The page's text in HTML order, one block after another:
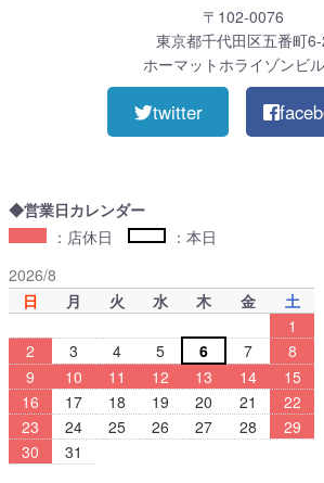
〒102-0076
東京都千代田区五番町
ホーマットホライゾンビ
twitter
◆営業日カレンダー
：店休日
：本日
2026/8
日
月 火 水 木 金
土
1
2
3 4 5 6 7
8
9
10 11 12 13 14
15
16
17 18 19 20 21
22
23
24 25 26 27 28
29
30
31